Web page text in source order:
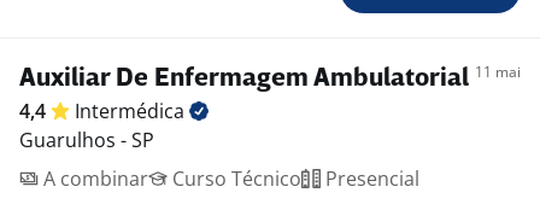
Auxiliar De Enfermagem Ambulatorial 11 mai
4,4
Intermédica
Guarulhos - SP
A combinar
Curso Técnico Presencial